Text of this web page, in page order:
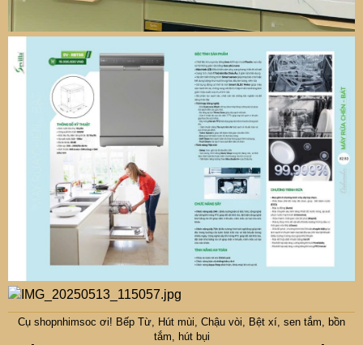
Cụ shopnhimsoc ơi! Bếp Từ, Hút mùi, Chậu vòi, Bệt xí, sen tắm, bồn
tắm, hút bụi